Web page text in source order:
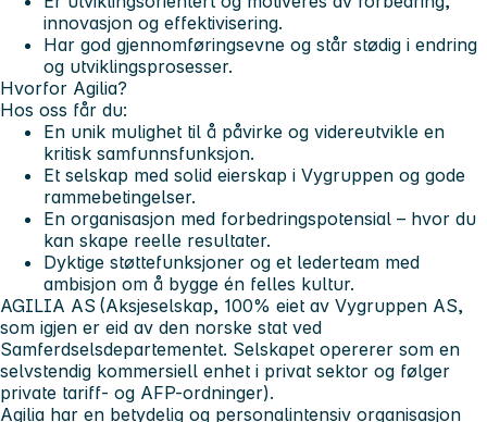
innovasjon og effektivisering.
Har god gjennomføringsevne og står stødig i endring
og utviklingsprosesser.
Hvorfor Agilia?
Hos oss får du:
En unik mulighet til å påvirke og videreutvikle en
kritisk samfunnsfunksjon.
Et selskap med solid eierskap i Vygruppen og gode
rammebetingelser.
En organisasjon med forbedringspotensial – hvor du
kan skape reelle resultater.
Dyktige støttefunksjoner og et lederteam med
ambisjon om å bygge én felles kultur.
AGILIA AS (Aksjeselskap, 100% eiet av Vygruppen AS,
som igjen er eid av den norske stat ved
Samferdselsdepartementet. Selskapet opererer som en
selvstendig kommersiell enhet i privat sektor og følger
private tariff- og AFP-ordninger).
Agilia har en betydelig og personalintensiv organisasjon